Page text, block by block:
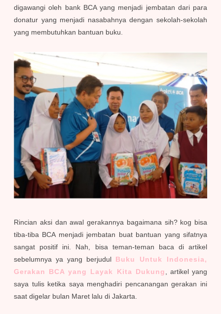
digawangi oleh bank BCA yang menjadi jembatan dari para
donatur yang menjadi nasabahnya dengan sekolah-sekolah
yang membutuhkan bantuan buku.
Rincian aksi dan awal gerakannya bagaimana sih? kog bisa
tiba-tiba BCA menjadi jembatan buat bantuan yang sifatnya
sangat positif ini. Nah, bisa teman-teman baca di artikel
sebelumnya ya yang berjudul Buku Untuk Indonesia,
Gerakan BCA yang Layak Kita Dukung
, artikel yang
saya tulis ketika saya menghadiri pencanangan gerakan ini
saat digelar bulan Maret lalu di Jakarta.